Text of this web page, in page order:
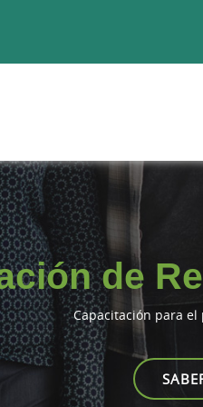
de
Capacitación para